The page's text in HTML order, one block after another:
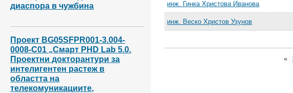
инж. Гинка Христова Иванова
инж. Веско Христов Узунов
«
диаспора в чужбина
Проект BG05SFPR001-3.004-
0008-С01 „Смарт PHD Lab 5.0.
Проектни докторантури за
интелигентен растеж в
областта на
телекомуникациите,